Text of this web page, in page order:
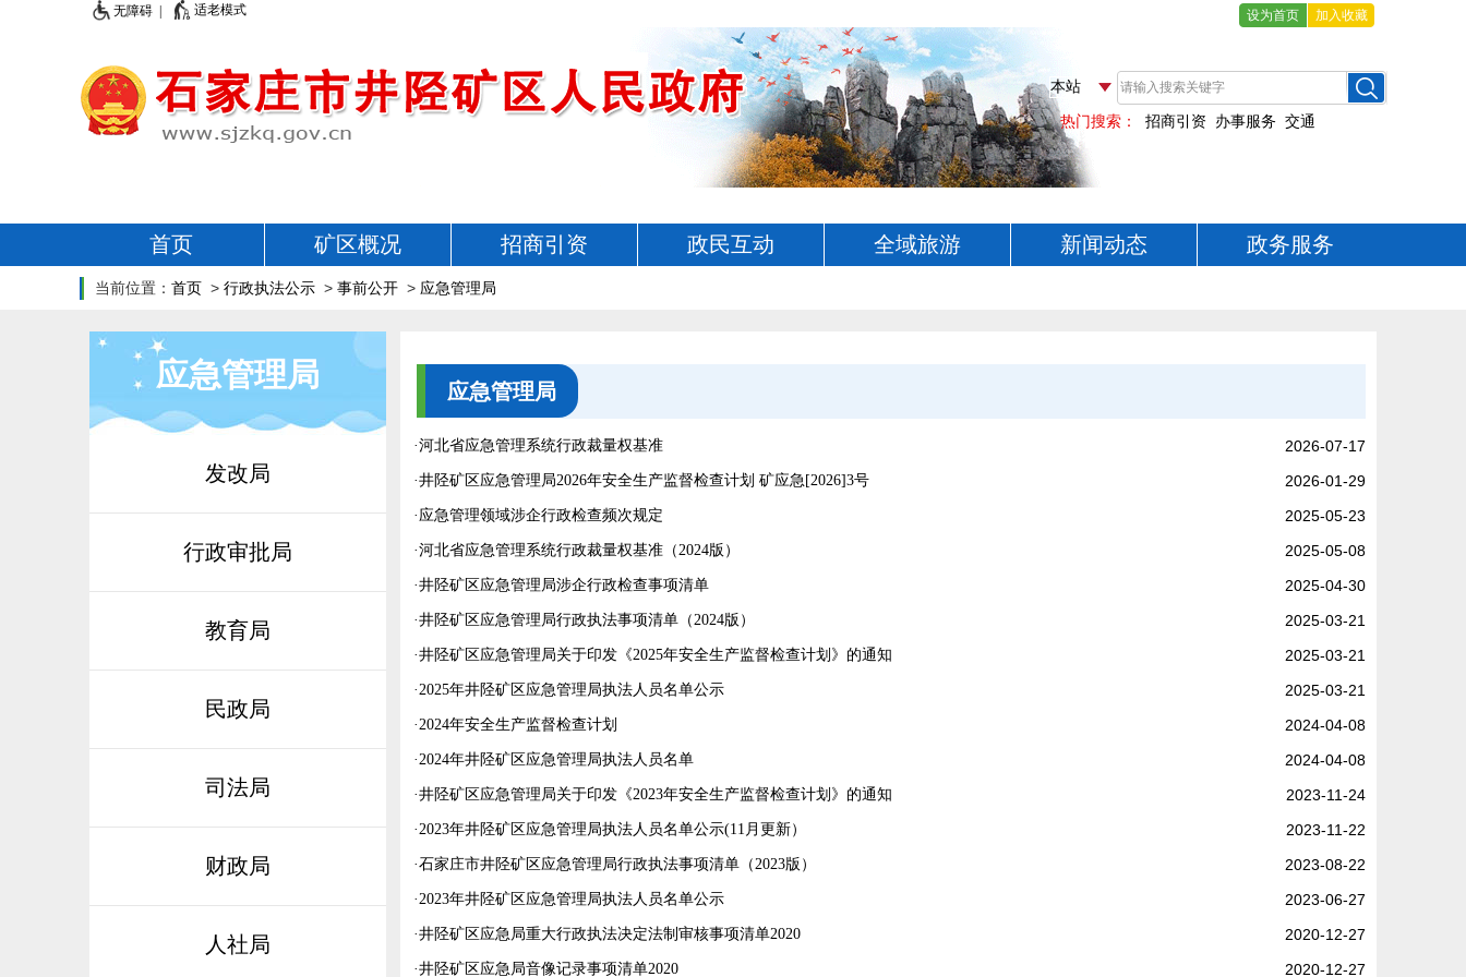
无障碍 | 适老模式 设为首页 加入收藏
首页 矿区概况 招商引资 政民互动 全域旅游 新闻动态 政务服务
当前位置： 首页 > 行政执法公示 > 事前公开 > 应急管理局
应急管理局
发改局
行政审批局
教育局
民政局
司法局
财政局
人社局
应急管理局
·河北省应急管理系统行政裁量权基准 2026-07-17
·井陉矿区应急管理局2026年安全生产监督检查计划 矿应急[2026]3号 2026-01-29
· 应急管理领域涉企行政检查频次规定 2025-05-23
·河北省应急管理系统行政裁量权基准（2024版） 2025-05-08
·井陉矿区应急管理局涉企行政检查事项清单 2025-04-30
·井陉矿区应急管理局行政执法事项清单（2024版） 2025-03-21
·井陉矿区应急管理局关于印发《2025年安全生产监督检查计划》的通知 2025-03-21
·2025年井陉矿区应急管理局执法人员名单公示 2025-03-21
·2024年安全生产监督检查计划 2024-04-08
·2024年井陉矿区应急管理局执法人员名单 2024-04-08
·井陉矿区应急管理局关于印发《2023年安全生产监督检查计划》的通知 2023-11-24
·2023年井陉矿区应急管理局执法人员名单公示(11月更新） 2023-11-22
·石家庄市井陉矿区应急管理局行政执法事项清单（2023版） 2023-08-22
·2023年井陉矿区应急管理局执法人员名单公示 2023-06-27
·井陉矿区应急局重大行政执法决定法制审核事项清单2020 2020-12-27
·井陉矿区应急局音像记录事项清单2020 2020-12-27